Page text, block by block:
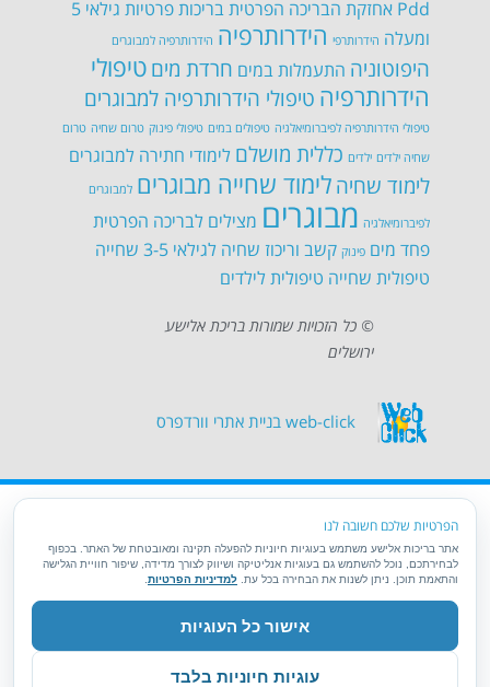
Pdd אחזקת הבריכה הפרטיתבריכות פרטיות
גילאי 5
ומעלה הידרותרפי הידרותרפיה הידרותרפיה למבוגרים
היפוטוניה התעמלות במים חרדת מיםטיפולי
הידרותרפיה טיפולי הידרותרפיה למבוגרים
טיפולי הידרותרפיה לפיברומיאלגיה טיפולים במים טיפולי פינוק טרום שחיה טרום
שחיה ילדים ילדים כללית מושלם לימודי חתירה למבוגרים
לימוד שחיהלימוד שחייה מבוגרים למבוגרים
לפיברומיאלגיה מבוגרים מצילים לבריכה הפרטית
פחד מים פינוק קשב וריכוז שחיה לגילאי 3-5
שחייה
טיפולית שחייה טיפולית לילדים
© כל הזכויות שמורות בריכת אלישע
ירושלים
web-click בניית אתרי וורדפרס
הפרטיות שלכם חשובה לנו
אתר בריכות אלישע משתמש בעוגיות חיוניות להפעלה תקינה ומאובטחת של האתר. בכפוף
לבחירתכם, נוכל להשתמש גם בעוגיות אנליטיקה ושיווק לצורך מדידה, שיפור חוויית הגלישה
והתאמת תוכן. ניתן לשנות את הבחירה בכל עת. למדיניות הפרטיות
אישור כל העוגיות
עוגיות חיוניות בלבד